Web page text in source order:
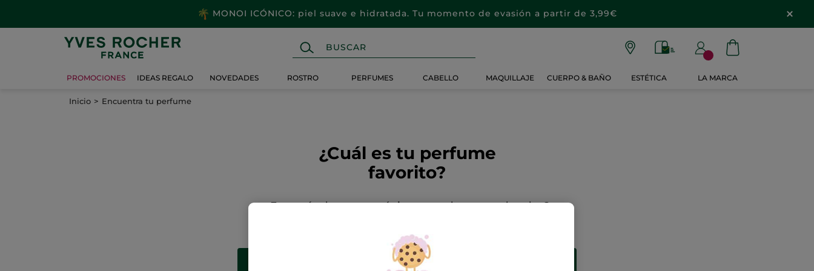
MONOI ICÓNICO: piel suave e hidratada. Tu momento de evasión a partir de 3,99€
PROMOCIONES IDEAS REGALO NOVEDADES ROSTRO PERFUMES CABELLO MAQUILLAJE CUERPO & BAÑO ESTÉTICA LA MARCA
Inicio Encuentra tu perfume
¿Cuál es tu perfume
favorito?
¿Eres más de aromas cítricos, rosados o amaderados?
DESCUBRE